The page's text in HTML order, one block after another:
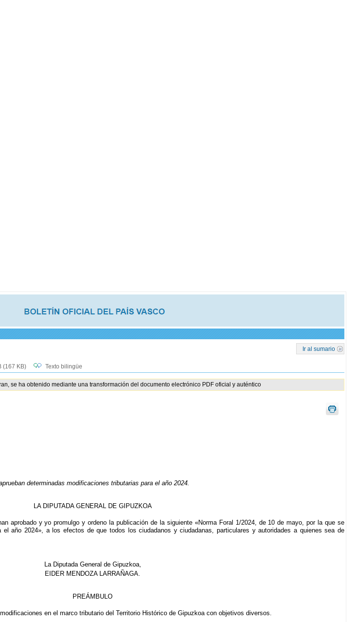
Ir al sumario
(167 KB) Texto bilingüe
se ha obtenido mediante una transformación del documento electrónico PDF oficial y auténtico
determinadas modificaciones tributarias para el año 2024.
LA DIPUTADA GENERAL DE GIPUZKOA
aprobado y yo promulgo y ordeno la publicación de la siguiente «Norma Foral 1/2024, de 10 de mayo, por la que se
el año 2024», a los efectos de que todos los ciudadanos y ciudadanas, particulares y autoridades a quienes sea de
La Diputada General de Gipuzkoa,
EIDER MENDOZA LARRAÑAGA.
PREÁMBULO
en el marco tributario del Territorio Histórico de Gipuzkoa con objetivos diversos.